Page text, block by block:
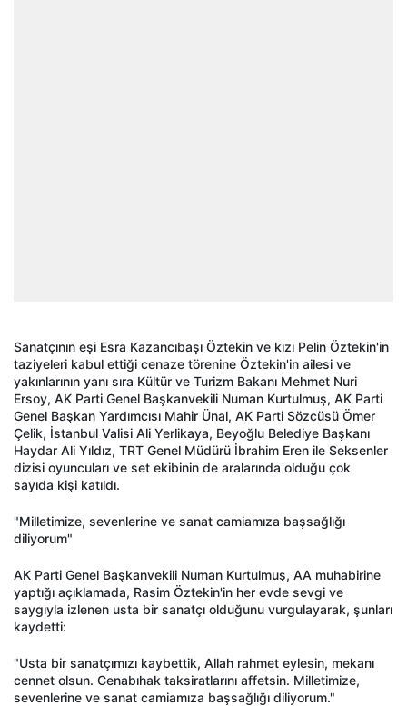
Sanatçının eşi Esra Kazancıbaşı Öztekin ve kızı Pelin Öztekin'in
taziyeleri kabul ettiği cenaze törenine Öztekin'in ailesi ve
yakınlarının yanı sıra Kültür ve Turizm Bakanı Mehmet Nuri
Ersoy, AK Parti Genel Başkanvekili Numan Kurtulmuş, AK Parti
Genel Başkan Yardımcısı Mahir Ünal, AK Parti Sözcüsü Ömer
Çelik, İstanbul Valisi Ali Yerlikaya, Beyoğlu Belediye Başkanı
Haydar Ali Yıldız, TRT Genel Müdürü İbrahim Eren ile Seksenler
dizisi oyuncuları ve set ekibinin de aralarında olduğu çok
sayıda kişi katıldı.
"Milletimize, sevenlerine ve sanat camiamıza başsağlığı
diliyorum"
AK Parti Genel Başkanvekili Numan Kurtulmuş, AA muhabirine
yaptığı açıklamada, Rasim Öztekin'in her evde sevgi ve
saygıyla izlenen usta bir sanatçı olduğunu vurgulayarak, şunları
kaydetti:
"Usta bir sanatçımızı kaybettik, Allah rahmet eylesin, mekanı
cennet olsun. Cenabıhak taksiratlarını affetsin. Milletimize,
sevenlerine ve sanat camiamıza başsağlığı diliyorum."